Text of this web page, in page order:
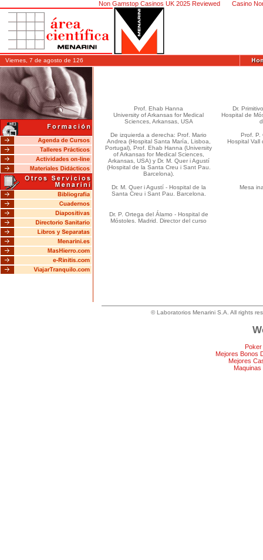
Non Gamstop Casinos UK 2025 Reviewed Casino
Viernes, 7 de agosto de 126
Prof. Ehab Hanna
University of Arkansas for Medical
Sciences, Arkansas, USA
Dr.
Hospital de
De izquierda a derecha: Prof. Mario
Andrea (Hospital Santa María, Lisboa,
Portugal), Prof. Ehab Hanna (University
of Arkansas for Medical Sciences,
Arkansas, USA) y Dr. M. Quer i Agustí
(Hospital de la Santa Creu i Sant Pau.
Barcelona).
Prof. P.
Hospital Vall
Dr. M. Quer i Agustí - Hospital de la
Santa Creu i Sant Pau. Barcelona.
Mesa
Dr. P. Ortega del Álamo - Hospital de
Móstoles. Madrid. Director del curso
© Laboratorios Menarini S.A. All rights
Mejores Bonos
Mejores